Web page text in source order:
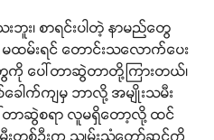
ဘူး၊ စာရင်းပါတဲ့ နာမည်တွေ
ထမ်းရင် တောင်းသလောက်ပေး
ကို ပေါ်တာဆွဲတာတို့ကြားတယ်၊
ါက်ကျမှ ဘာလို့ အမျိုးသမီး
တာဆွဲစရာ လူမရှိတော့လို့ ထင်
တစ်ဦးက သျှမ်းသံတော်ဆင့်ကို